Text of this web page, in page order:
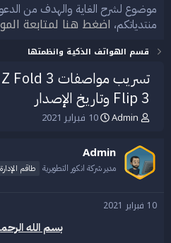
موضوع لشرح الغاية والهدف من
منتدياتكم، اضغط هنا لمتابعة
قسم الهواتف الذكية وانظمتها
Flip 3 وتاريخ الإصدار
ب
د
ئ
ا
ل
و
Admin
ت
ي
خ
10 فبراير 2021
Admin
مدير شركة انكور التطويرية طاقم الإدارة
10 فبراير 2021
بسم الله